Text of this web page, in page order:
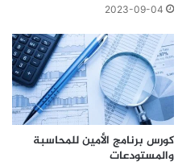
2023-09-04
كورس برنامج الأمين للمحاسبة
والمستودعات